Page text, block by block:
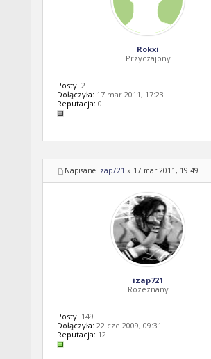
Rokxi
Przyczajony
Posty: 2
Dołączyła: 17 mar 2011, 17:23
Reputacja: 0
Napisane izap721 » 17 mar 2011, 19:49
izap721
Rozeznany
Posty: 149
Dołączyła: 22 cze 2009, 09:31
Reputacja: 12